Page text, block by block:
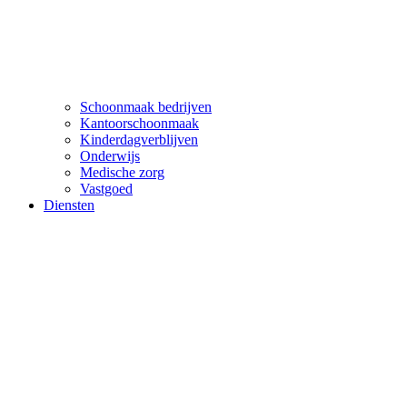
Schoonmaak bedrijven
Kantoorschoonmaak
Kinderdagverblijven
Onderwijs
Medische zorg
Vastgoed
Diensten